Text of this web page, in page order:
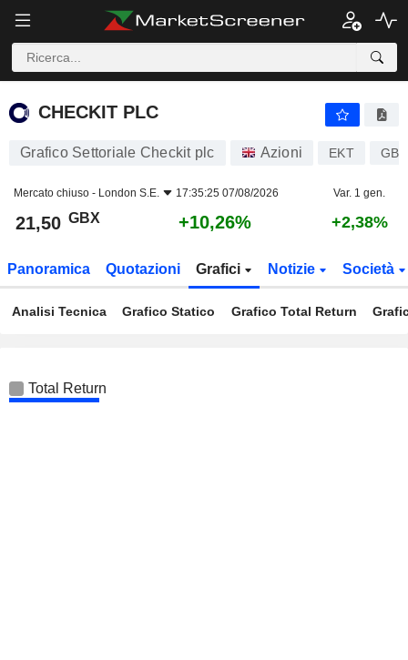
CHECKIT PLC
CHECKIT PLC
Grafico Settoriale Checkit plc Azioni EKT
Mercato chiuso - London S.E. 17:35:25 07/08/2026 Var. 1 gen.
21,50 GBX +10,26% +2,38%
Panoramica Quotazioni Grafici Notizie Società
Analisi Tecnica Grafico Statico Grafico Total Return
Total Return